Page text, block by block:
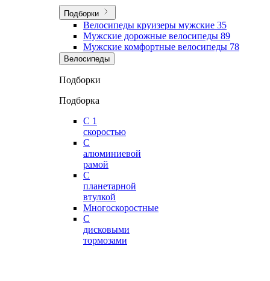
Подборки
Велосипеды круизеры мужские 35
Мужские дорожные велосипеды 89
Мужские комфортные велосипеды 78
Велосипеды
Подборки
Подборка
С 1
скоростью
С
алюминиевой
рамой
С
планетарной
втулкой
Многоскоростные
С
дисковыми
тормозами